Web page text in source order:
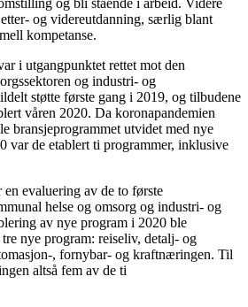
og videreutdanning, særlig blant
kompetanse.
i utgangpunktet rettet mot den
og industri- og
støtte første gang i 2019, og tilbudene
våren 2020. Da koronapandemien
bransjeprogrammet utvidet med nye
var de etablert ti programmer, inklusive
evaluering av de to første
helse og omsorg og industri- og
av nye program i 2020 ble
nye program: reiseliv, detalj- og
, fornybar- og kraftnæringen. Til
altså fem av de ti